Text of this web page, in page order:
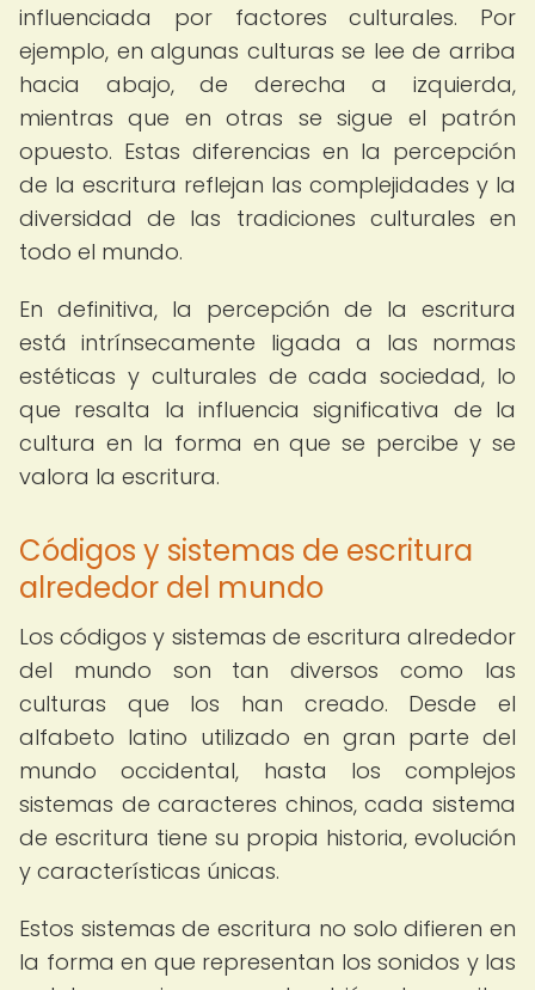
influenciada por factores culturales. Por
ejemplo, en algunas culturas se lee de arriba
hacia abajo, de derecha a izquierda,
mientras que en otras se sigue el patrón
opuesto. Estas diferencias en la percepción
de la escritura reflejan las complejidades y la
diversidad de las tradiciones culturales en
todo el mundo.
En definitiva, la percepción de la escritura
está intrínsecamente ligada a las normas
estéticas y culturales de cada sociedad, lo
que resalta la influencia significativa de la
cultura en la forma en que se percibe y se
valora la escritura.
Códigos y sistemas de escritura
alrededor del mundo
Los códigos y sistemas de escritura alrededor
del mundo son tan diversos como las
culturas que los han creado. Desde el
alfabeto latino utilizado en gran parte del
mundo occidental, hasta los complejos
sistemas de caracteres chinos, cada sistema
de escritura tiene su propia historia, evolución
y características únicas.
Estos sistemas de escritura no solo difieren en
la forma en que representan los sonidos y las